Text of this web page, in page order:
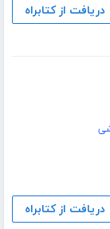
دریافت از کتابراه
دریافت از کتابراه